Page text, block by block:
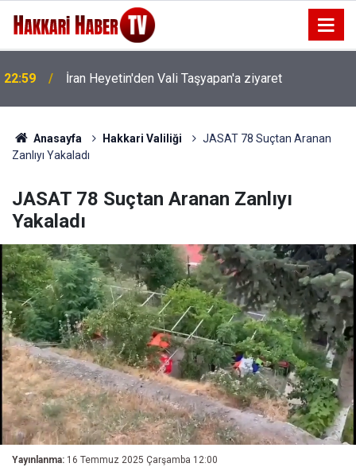
22:59 İran Heyetin'den Vali Taşyapan'a ziyaret
Anasayfa Hakkari Valiliği
JASAT 78 Suçtan Aranan
Zanlıyı Yakaladı
JASAT 78 Suçtan Aranan Zanlıyı
Yakaladı
Yayınlanma: 16 Temmuz 2025 Çarşamba 12:00